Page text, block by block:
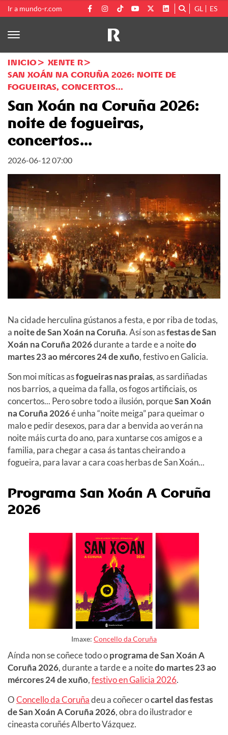
Ir a mundo-r.com GL ES
INICIO
XENTE R
SAN XOÁN NA CORUÑA 2026: NOITE DE
FOGUEIRAS, CONCERTOS...
San Xoán na Coruña 2026:
noite de fogueiras,
concertos...
2026-06-12 07:00
Na cidade herculina gústanos a festa, e por riba de todas,
a noite de San Xoán na Coruña. Así son asfestas de San
Xoán na Coruña 2026durante a tarde e a noitedo
martes 23 ao mércores 24 de xuño, festivo en Galicia.
Son moi míticas asfogueiras nas praias, as sardiñadas
nos barrios, a queima da falla, os fogos artificiais, os
concertos... Pero sobre todo a ilusión, porqueSan Xoán
na Coruña 2026é unha “noite meiga” para queimar o
malo e pedir desexos, para dar a benvida ao verán na
noite máis curta do ano, para xuntarse cos amigos e a
familia, para chegar a casa ás tantas cheirando a
fogueira, para lavar a cara coas herbas de San Xoán...
Programa San Xoán A Coruña
2026
Imaxe: Concello da Coruña
Aínda non se coñece todo oprograma de San Xoán A
Coruña 2026, durante a tarde e a noitedo martes 23 ao
mércores 24 de xuño,festivo en Galicia 2026.
OConcello da Coruñadeu a coñecer ocartel das festas
de San Xoán A Coruña 2026, obra do ilustrador e
cineasta coruñés Alberto Vázquez.